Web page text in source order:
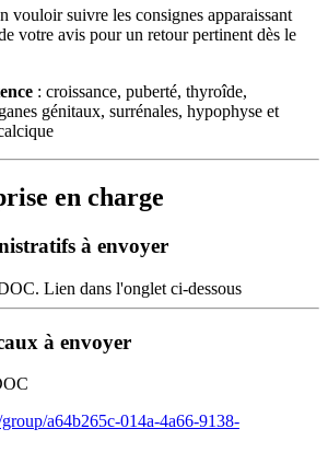
vouloir suivre les consignes apparaissant
votre avis pour un retour pertinent dès le
: croissance, puberté, thyroîde,
génitaux, surrénales, hypophyse et
en charge
à envoyer
Lien dans l'onglet ci-dessous
à envoyer
a64b265c-014a-4a66-9138-